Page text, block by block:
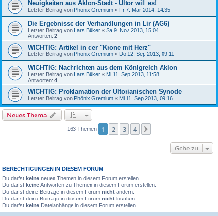
Neuigkeiten aus Aklon-Stadt - Ultor will es!
Letzter Beitrag von Phönix Gremium « Fr 7. Mär 2014, 14:35
Die Ergebnisse der Verhandlungen in Lir (AG6)
Letzter Beitrag von Lars Büker « Sa 9. Nov 2013, 15:04
Antworten: 2
WICHTIG: Artikel in der "Krone mit Herz"
Letzter Beitrag von Phönix Gremium « Do 12. Sep 2013, 09:11
WICHTIG: Nachrichten aus dem Königreich Aklon
Letzter Beitrag von Lars Büker « Mi 11. Sep 2013, 11:58
Antworten: 4
WICHTIG: Proklamation der Ultorianischen Synode
Letzter Beitrag von Phönix Gremium « Mi 11. Sep 2013, 09:16
Neues Thema
163 Themen 1 2 3 4
Gehe zu
BERECHTIGUNGEN IN DIESEM FORUM
Du darfst keine neuen Themen in diesem Forum erstellen.
Du darfst keineAntworten zu Themen in diesem Forum erstellen.
Du darfst deine Beiträge in diesem Forum nicht ändern.
Du darfst deine Beiträge in diesem Forum nicht löschen.
Du darfst keine Dateianhänge in diesem Forum erstellen.